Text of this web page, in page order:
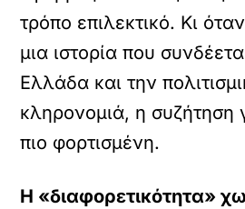
τρόπο επιλεκτικό. Κι
μια ιστορία που
Ελλάδα και την
κληρονομιά, η συζήτηση
πιο φορτισμένη.
Η «διαφορετικότητα»